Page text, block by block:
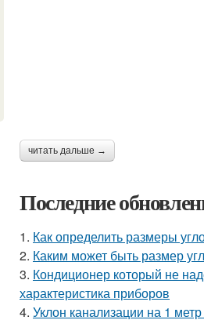
читать дальше →
Последние
1. Как определить размеры
2. Каким может быть размер
3. Кондиционер который не
характеристика приборов
4. Уклон канализации на 1